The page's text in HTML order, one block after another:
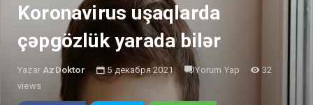
Koronavirus uşaqlarda
çəpgözlük yarada bilər
Yazar AzDoktor 5 декабря 2021 Yorum Yap
32
views